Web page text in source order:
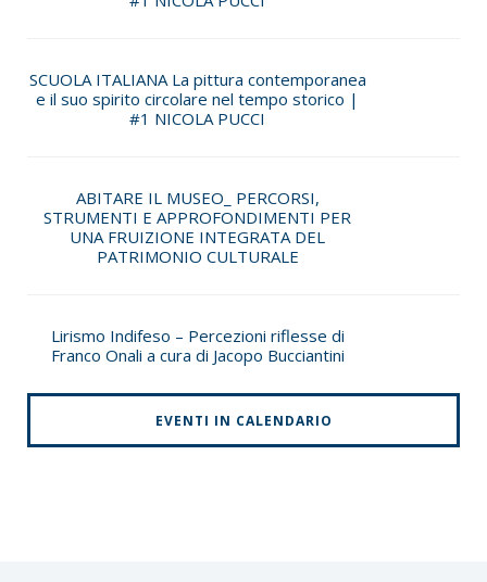
SCUOLA ITALIANA La pittura contemporanea
e il suo spirito circolare nel tempo storico |
#1 NICOLA PUCCI
ABITARE IL MUSEO_ PERCORSI,
STRUMENTI E APPROFONDIMENTI PER
UNA FRUIZIONE INTEGRATA DEL
PATRIMONIO CULTURALE
Lirismo Indifeso – Percezioni riflesse di
Franco Onali a cura di Jacopo Bucciantini
EVENTI IN CALENDARIO